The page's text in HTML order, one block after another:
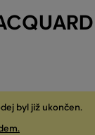
byl již ukončen.